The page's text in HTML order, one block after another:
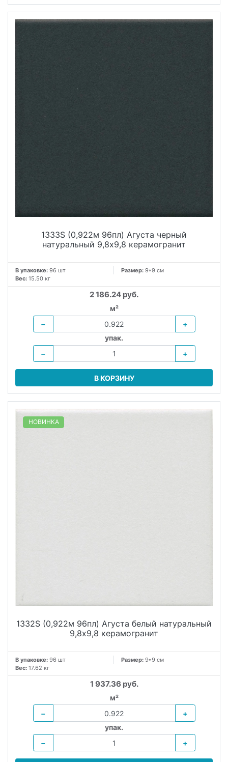
1333S (0,922м 96пл) Агуста черный
натуральный 9,8х9,8 керамогранит
В упаковке: 96 шт Размер: 9*9 см
Вес: 15.50 кг
2 186.24 руб.
м²
−
+
упак.
−
+
В КОРЗИНУ
НОВИНКА
1332S (0,922м 96пл) Агуста белый натуральный
9,8х9,8 керамогранит
В упаковке: 96 шт Размер: 9*9 см
Вес: 17.62 кг
1 937.36 руб.
м²
−
+
упак.
−
+